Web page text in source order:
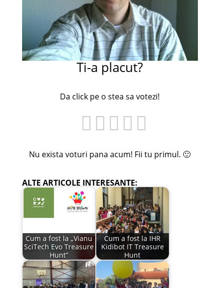
Ti-a placut?
Da click pe o stea sa votezi!
Nu exista voturi pana acum! Fii tu primul. 🙂
ALTE ARTICOLE INTERESANTE:
Cum a fost la „Vianu
SciTech Evo Treasure
Hunt”
Cum a fost la IHR
Kidibot IT Treasure
Hunt